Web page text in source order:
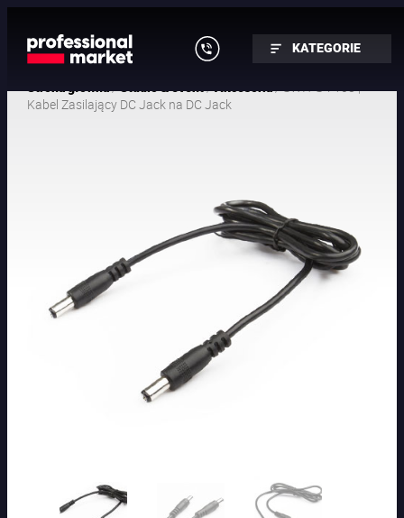
KATEGORIE
/ /
/ SWIT S-7108 |
Kabel Zasilający DC Jack na DC Jack